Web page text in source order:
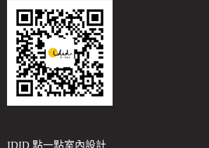
IDID 點一點室內設計